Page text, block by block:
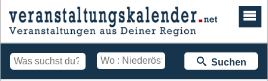
Suchen